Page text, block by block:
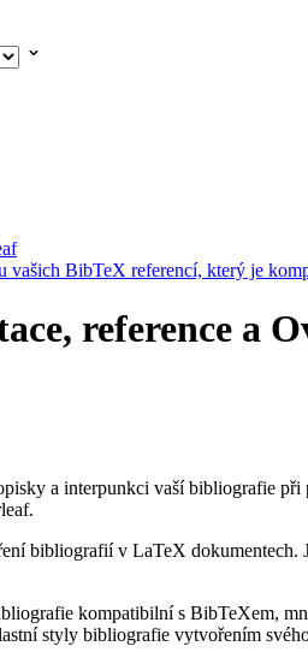
vašich BibTeX referencí, který je
reference a
a interpunkci vaší bibliografie při
bibliografií v LaTeX
kompatibilní s BibTeXem,
styly bibliografie vytvořením